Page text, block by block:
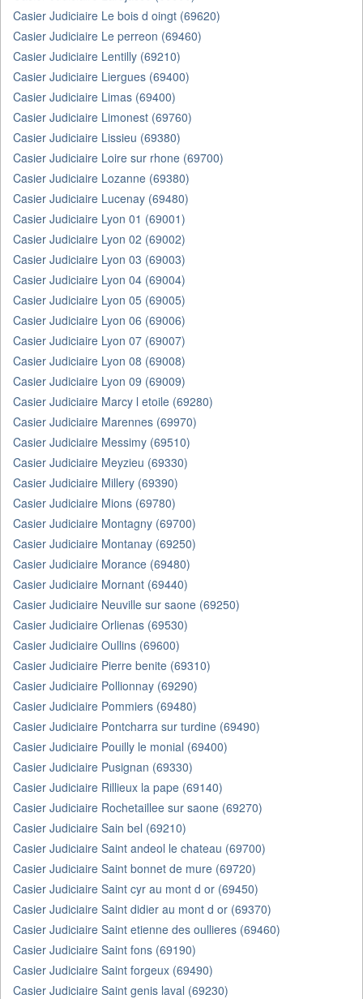
Casier Judiciaire Le bois d oingt (69620)
Casier Judiciaire Le perreon (69460)
Casier Judiciaire Lentilly (69210)
Casier Judiciaire Liergues (69400)
Casier Judiciaire Limas (69400)
Casier Judiciaire Limonest (69760)
Casier Judiciaire Lissieu (69380)
Casier Judiciaire Loire sur rhone (69700)
Casier Judiciaire Lozanne (69380)
Casier Judiciaire Lucenay (69480)
Casier Judiciaire Lyon 01 (69001)
Casier Judiciaire Lyon 02 (69002)
Casier Judiciaire Lyon 03 (69003)
Casier Judiciaire Lyon 04 (69004)
Casier Judiciaire Lyon 05 (69005)
Casier Judiciaire Lyon 06 (69006)
Casier Judiciaire Lyon 07 (69007)
Casier Judiciaire Lyon 08 (69008)
Casier Judiciaire Lyon 09 (69009)
Casier Judiciaire Marcy l etoile (69280)
Casier Judiciaire Marennes (69970)
Casier Judiciaire Messimy (69510)
Casier Judiciaire Meyzieu (69330)
Casier Judiciaire Millery (69390)
Casier Judiciaire Mions (69780)
Casier Judiciaire Montagny (69700)
Casier Judiciaire Montanay (69250)
Casier Judiciaire Morance (69480)
Casier Judiciaire Mornant (69440)
Casier Judiciaire Neuville sur saone (69250)
Casier Judiciaire Orlienas (69530)
Casier Judiciaire Oullins (69600)
Casier Judiciaire Pierre benite (69310)
Casier Judiciaire Pollionnay (69290)
Casier Judiciaire Pommiers (69480)
Casier Judiciaire Pontcharra sur turdine (69490)
Casier Judiciaire Pouilly le monial (69400)
Casier Judiciaire Pusignan (69330)
Casier Judiciaire Rillieux la pape (69140)
Casier Judiciaire Rochetaillee sur saone (69270)
Casier Judiciaire Sain bel (69210)
Casier Judiciaire Saint andeol le chateau (69700)
Casier Judiciaire Saint bonnet de mure (69720)
Casier Judiciaire Saint cyr au mont d or (69450)
Casier Judiciaire Saint didier au mont d or (69370)
Casier Judiciaire Saint etienne des oullieres (69460)
Casier Judiciaire Saint fons (69190)
Casier Judiciaire Saint forgeux (69490)
Casier Judiciaire Saint genis laval (69230)